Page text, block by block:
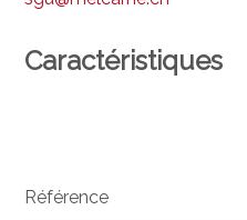
Caractéristiques
Référence